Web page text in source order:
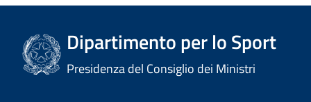
Dipartimento per lo Sport
Presidenza del Consiglio dei Ministri